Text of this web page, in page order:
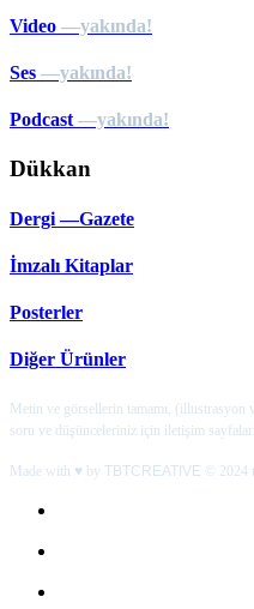
Video —yakında!
Ses —yakında!
Podcast —yakında!
Dükkan
Dergi —Gazete
İmzalı Kitaplar
Posterler
Diğer Ürünler
Metin ve görsellerin tamamı, (illustrasyon
soru ve düşünceleriniz için iletişim
Made with ♥ by TBTCREATIVE © 2024